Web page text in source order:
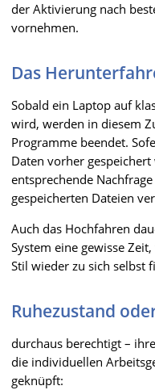
der Aktivierung nach
vornehmen.
Das
Sobald ein Laptop auf
wird, werden in diesem
Programme beendet.
Daten vorher
entsprechende
gespeicherten Dateien
Auch das Hochfahren
System eine gewisse
Stil wieder zu sich selbst
Ruhezustand
durchaus berechtigt –
die individuellen
geknüpft: